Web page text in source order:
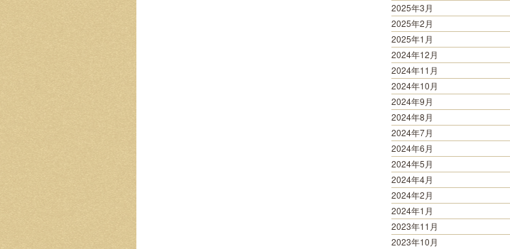
2025年3月
2025年2月
2025年1月
2024年12月
2024年11月
2024年10月
2024年9月
2024年8月
2024年7月
2024年6月
2024年5月
2024年4月
2024年2月
2024年1月
2023年11月
2023年10月